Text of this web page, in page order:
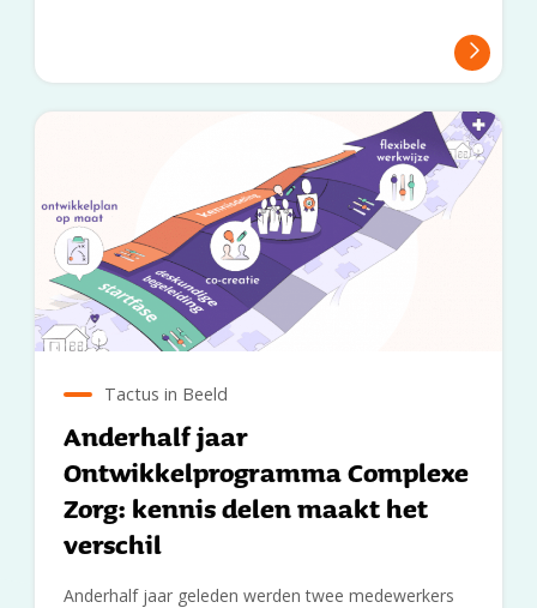
Tactus in Beeld
Anderhalf jaar
Ontwikkelprogramma Complexe
Zorg: kennis delen maakt het
verschil
Anderhalf jaar geleden werden twee medewerkers